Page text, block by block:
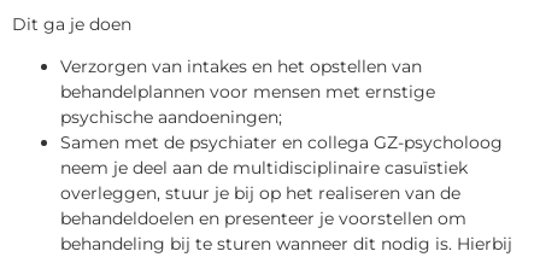
Dit ga je doen
Verzorgen van intakes en het opstellen van
behandelplannen voor mensen met ernstige
psychische aandoeningen;
Samen met de psychiater en collega GZ-psycholoog
neem je deel aan de multidisciplinaire casuïstiek
overleggen, stuur je bij op het realiseren van de
behandeldoelen en presenteer je voorstellen om
behandeling bij te sturen wanneer dit nodig is. Hierbij